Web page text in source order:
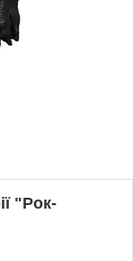
"Рок-